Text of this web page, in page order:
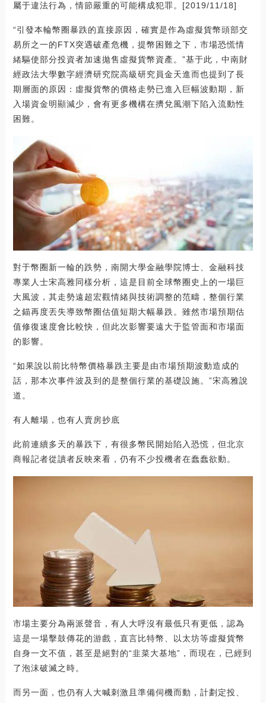
屬于違法行為，情節嚴重的可能構成犯罪。[2019/11/18]
“引發本輪幣圈暴跌的直接原因，確實是作為虛擬貨幣頭部交
易所之一的FTX突遇破產危機，提幣困難之下，市場恐慌情
緒驅使部分投資者加速拋售虛擬貨幣資產。”基于此，中南財
經政法大學數字經濟研究院高級研究員金天進而也提到了長
期層面的原因：虛擬貨幣的價格走勢已進入巨幅波動期，新
入場資金明顯減少，會有更多機構在擠兌風潮下陷入流動性
困難。
對于幣圈新一輪的跌勢，南開大學金融學院博士、金融科技
專業人士宋高雅同樣分析，這是目前全球幣圈史上的一場巨
大風波，其走勢遠超宏觀情緒與技術調整的范疇，整個行業
之錨再度丟失導致幣圈估值短期大幅暴跌。雖然市場預期估
值修復速度會比較快，但此次影響要遠大于監管面和市場面
的影響。
“如果說以前比特幣價格暴跌主要是由市場預期波動造成的
話，那本次事件波及到的是整個行業的基礎設施。”宋高雅說
道。
有人離場，也有人賣房抄底
此前連續多天的暴跌下，有很多幣民開始陷入恐慌，但北京
商報記者從讀者反映來看，仍有不少投機者在蠢蠢欲動。
市場主要分為兩派聲音，有人大呼沒有最低只有更低，認為
這是一場擊鼓傳花的游戲，直言比特幣、以太坊等虛擬貨幣
自身一文不值，甚至是絕對的“韭菜大基地”，而現在，已經到
了泡沫破滅之時。
而另一面，也仍有人大喊刺激且準備伺機而動，計劃定投、